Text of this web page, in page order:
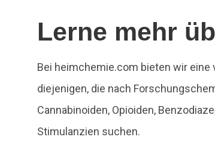
Lerne mehr
Bei heimchemie.com bieten wir
diejenigen, die nach
Cannabinoiden, Opioiden,
Stimulanzien suchen.